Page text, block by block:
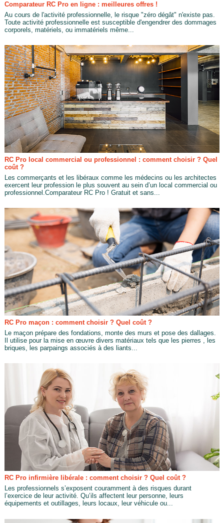
Comparateur RC Pro en ligne : meilleures offres !
Au cours de l'activité professionnelle, le risque "zéro dégât" n'existe pas.
Toute activité professionnelle est susceptible d'engendrer des dommages
corporels, matériels, ou immatériels même...
RC Pro local commercial ou professionnel : comment choisir ? Quel
coût ?
Les commerçants et les libéraux comme les médecins ou les architectes
exercent leur profession le plus souvent au sein d’un local commercial ou
professionnel.Comparateur RC Pro ! Gratuit et sans...
RC Pro maçon : comment choisir ? Quel coût ?
Le maçon prépare des fondations, monte des murs et pose des dallages.
Il utilise pour la mise en œuvre divers matériaux tels que les pierres , les
briques, les parpaings associés à des liants...
RC Pro infirmière libérale : comment choisir ? Quel coût ?
Les professionnels s’exposent couramment à des risques durant
l’exercice de leur activité. Qu’ils affectent leur personne, leurs
équipements et outillages, leurs locaux, leur véhicule ou...